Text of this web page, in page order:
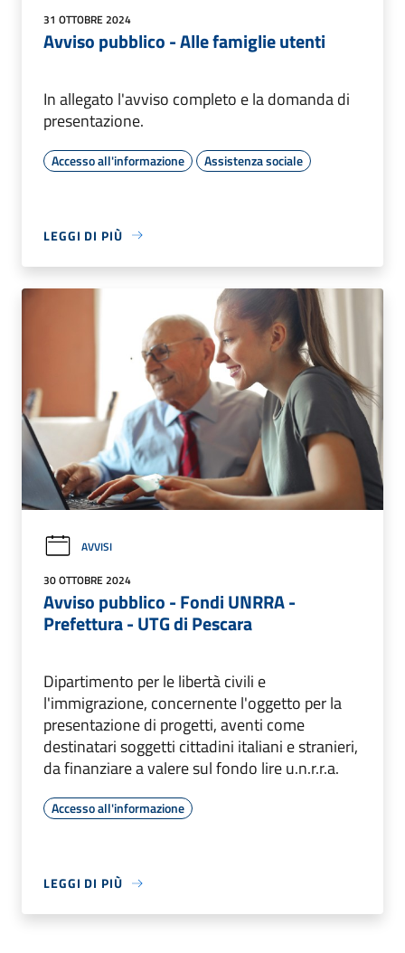
31 OTTOBRE 2024
Avviso pubblico - Alle famiglie utenti
In allegato l'avviso completo e la domanda di
presentazione.
Accesso all'informazione Assistenza sociale
LEGGI DI PIÙ
AVVISI
30 OTTOBRE 2024
Avviso pubblico - Fondi UNRRA -
Prefettura - UTG di Pescara
Dipartimento per le libertà civili e
l'immigrazione, concernente l'oggetto per la
presentazione di progetti, aventi come
destinatari soggetti cittadini italiani e stranieri,
da finanziare a valere sul fondo lire u.n.r.r.a.
Accesso all'informazione
LEGGI DI PIÙ